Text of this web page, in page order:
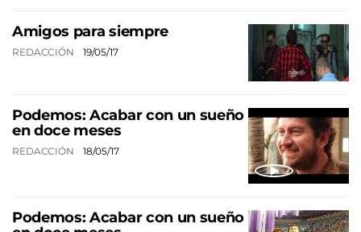
Amigos para siempre
REDACCIÓN 19/05/17
Podemos: Acabar con un sueño
en doce meses
REDACCIÓN 18/05/17
Podemos: Acabar con un sueño